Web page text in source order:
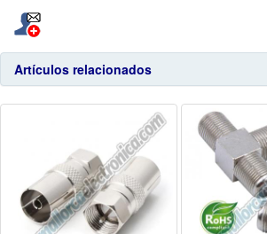
Artículos relacionados